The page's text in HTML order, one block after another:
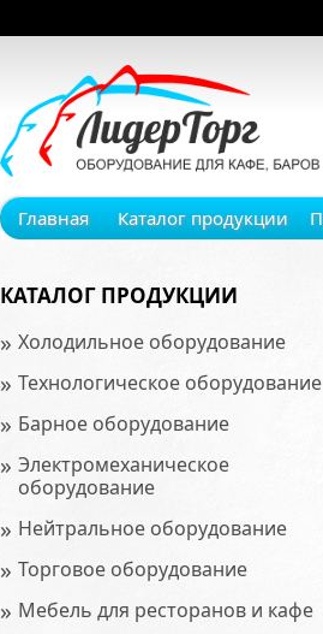
Главная Каталог продукции
КАТАЛОГ ПРОДУКЦИИ
» Холодильное оборудование
» Технологическое оборудование
» Барное оборудование
» Электромеханическое
оборудование
» Нейтральное оборудование
» Торговое оборудование
» Мебель для ресторанов и кафе